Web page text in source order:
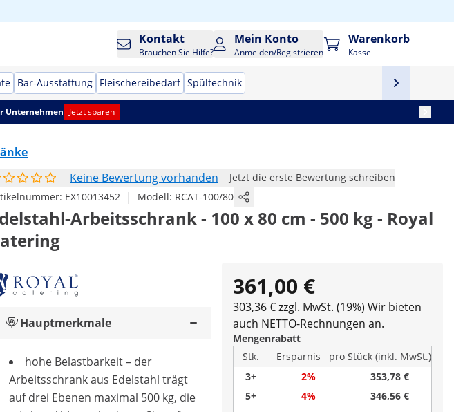
Kontakt
Brauchen Sie Hilfe?
Mein Konto
Anmelden/Registrieren
Warenkorb
Kasse
Bar-Ausstattung Fleischereibedarf Spültechnik
Unternehmen Jetzt sparen
Keine Bewertung vorhanden
Jetzt die erste Bewertung schreiben
EX10013452 | Modell: RCAT-100/80
Arbeitsschrank - 100 x 80 cm - 500 kg - Royal
361,00 €
303,36 € zzgl. MwSt. (19%) Wir bieten
auch NETTO-Rechnungen an.
Mengenrabatt
Stk.
Ersparnis
pro Stück (inkl. MwSt.)
3+
2%
353,78 €
5+
4%
346,56 €
Hauptmerkmale
hohe Belastbarkeit – der
Arbeitsschrank aus Edelstahl trägt
auf drei Ebenen maximal 500 kg, die